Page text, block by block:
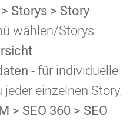
Storys > Story
wählen/Storys
- für individuelle
einzelnen Story.
> SEO 360 > SEO